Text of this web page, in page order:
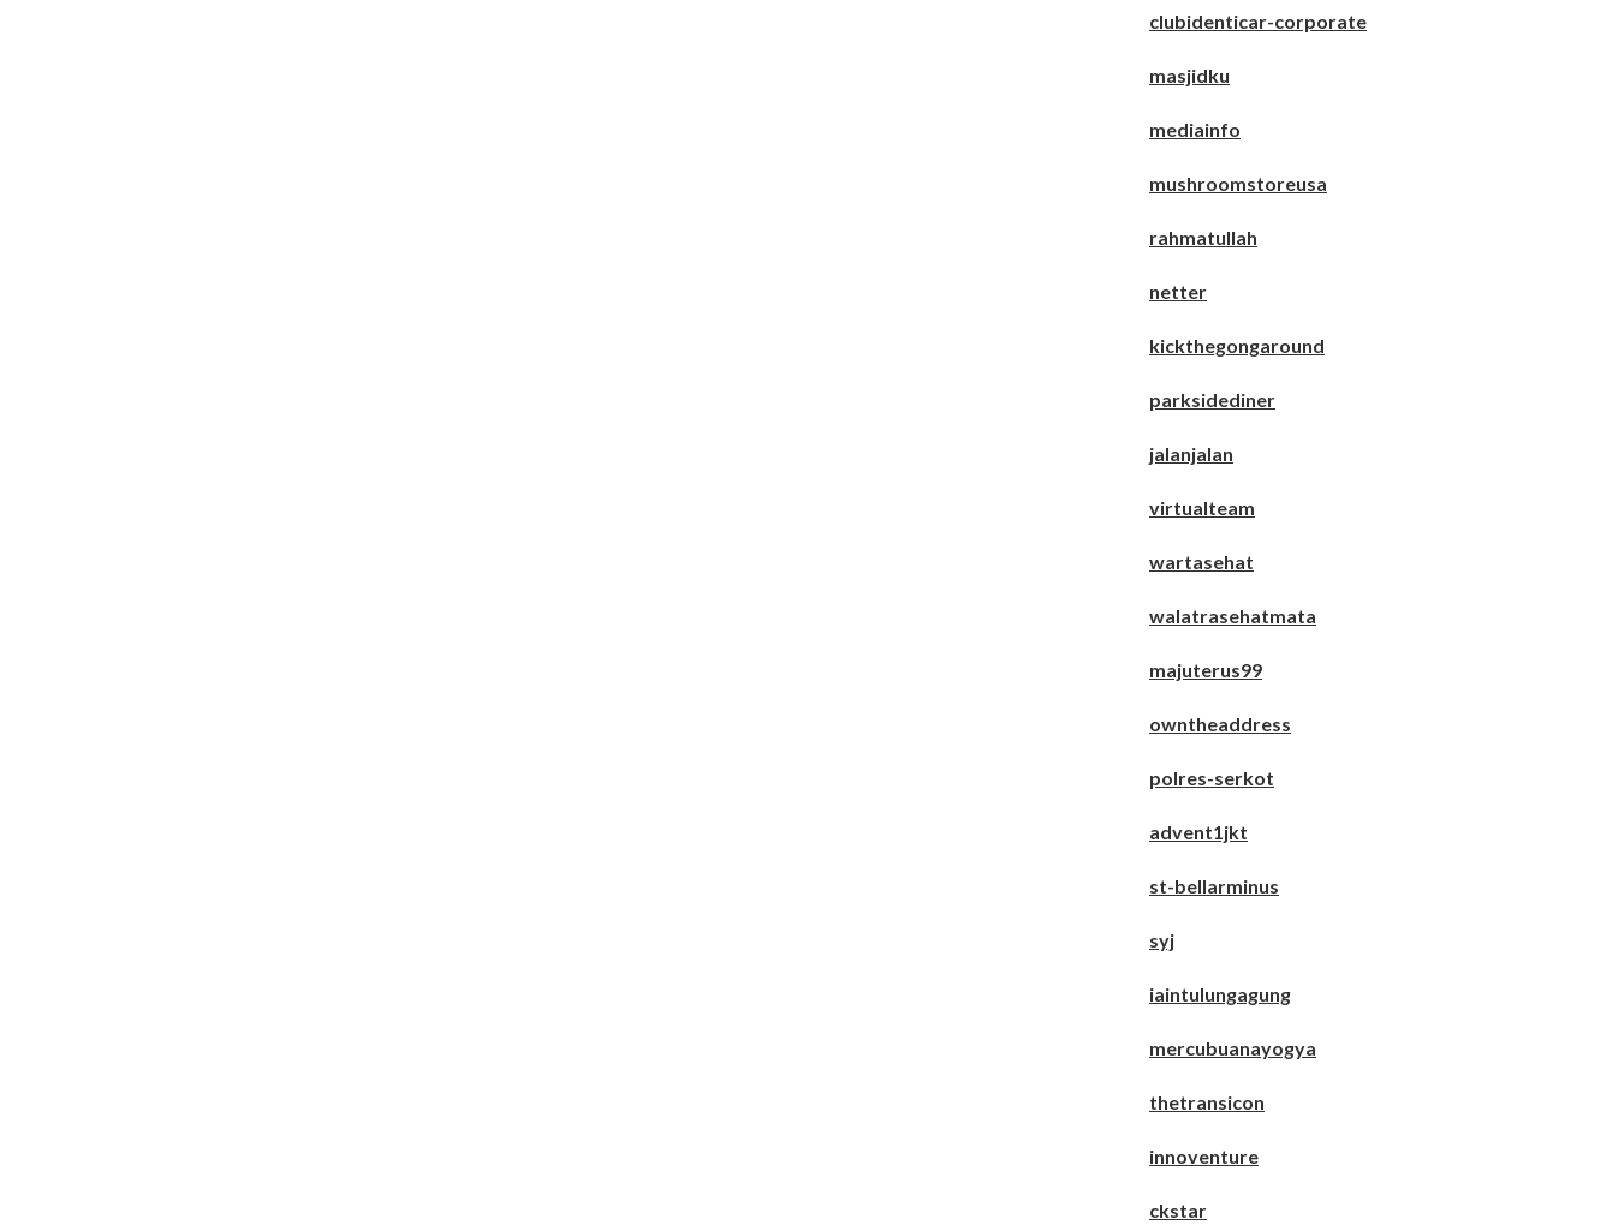
clubidenticar-corporate
masjidku
mediainfo
mushroomstoreusa
rahmatullah
netter
kickthegongaround
parksidediner
jalanjalan
virtualteam
wartasehat
walatrasehatmata
majuterus99
owntheaddress
polres-serkot
advent1jkt
st-bellarminus
syj
iaintulungagung
mercubuanayogya
thetransicon
innoventure
ckstar